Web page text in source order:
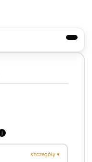
i
szczegóły ▾